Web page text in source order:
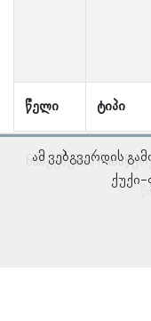
წელი ტიპი
ნაჩვენებია
ამ ვებგვერდის
ქუქი-